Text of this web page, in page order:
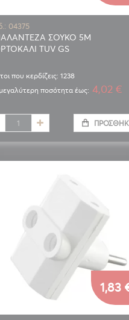
04375
ΣΟΥΚΟ 5Μ
TUV GS
που κερδίζεις: 1238
ποσότητα έως: 4,02 €
1,83